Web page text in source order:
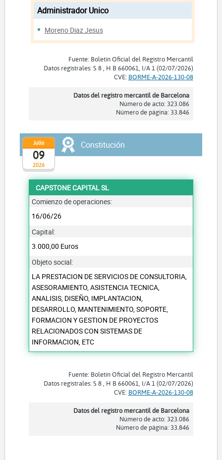
Administrador Unico
Moreno Diaz Jesus
Fuente: Boletín Oficial del Registro Mercantil
Datos registrales: S 8 , H B 660061, I/A 1 (02/07/2026)
CVE: BORME-A-2026-130-08
Datos del registro mercantil de Barcelona
Número de acto: 323.086
Número de página: 33.846
2026
Julio
09
Constitución
CAPSTONE CAPITAL SL
Comienzo de operaciones:
16/06/26
Capital:
3.000,00 Euros
Objeto social:
LA PRESTACION DE SERVICIOS DE CONSULTORIA,
ASESORAMIENTO, ASISTENCIA TECNICA,
ANALISIS, DISEÑO, IMPLANTACION,
DESARROLLO, MANTENIMIENTO, SOPORTE,
FORMACION Y GESTION DE PROYECTOS
RELACIONADOS CON SISTEMAS DE
INFORMACION, ETC
Fuente: Boletín Oficial del Registro Mercantil
Datos registrales: S 8 , H B 660061, I/A 1 (02/07/2026)
CVE: BORME-A-2026-130-08
Datos del registro mercantil de Barcelona
Número de acto: 323.086
Número de página: 33.846